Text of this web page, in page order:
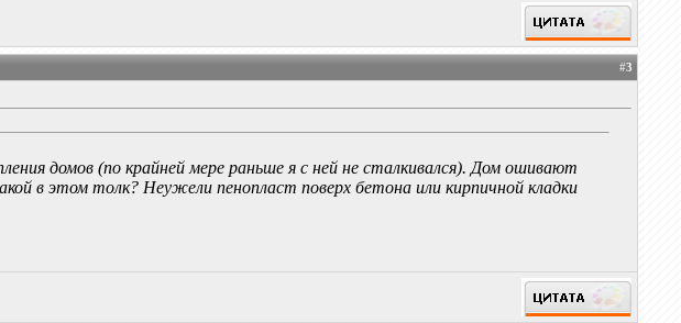
#3
домов (по крайней мере раньше я с ней не сталкивался). Дом ошивают
в этом толк? Неужели пенопласт поверх бетона или кирпичной кладки